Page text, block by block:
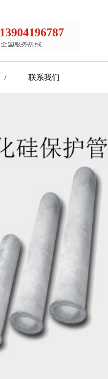
13904196787
/ 联系我们